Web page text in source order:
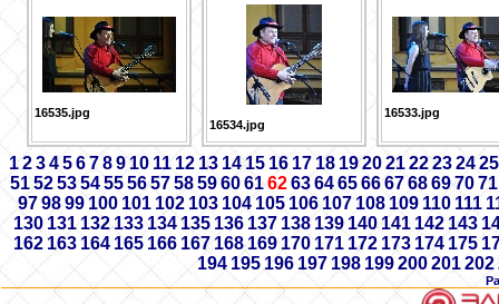
16535.jpg
16534.jpg
16533.jpg
1 2 3 4 5 6 7 8 9 10 11 12 13 1415 16 17 18 19 20 21 22 23 24 25
51 52 53 54 55 56 57 58 59 60 61 62 63 64 65 66 67 68 6970 71
97 98 99 100 101 102 103 104 105 106 107 108 109 110 111
130 131 132133 134 135 136 137 138 139 140 141 142 143
162 163 164 165 166 167 168 169 170 171 172 173 174 175
194 195 196 197 198 199200201202